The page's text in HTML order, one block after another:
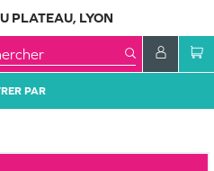
PLATEAU, LYON
PAR